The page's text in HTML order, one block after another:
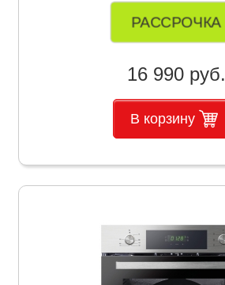
РАССРОЧКА
16 990 руб.
В корзину